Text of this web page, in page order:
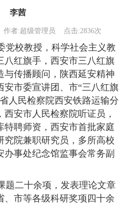
李茜
者:超级管理员 点击:2836次
校教授，科学社会主义教
八红旗手，西安市三八红旗
与传播顾问，陕西延安精神
安市委宣讲团、市“三八红旗
人民检察院西安铁路运输分
安市人民检察院听证员，
特聘师资，西安市首批家庭
究院兼职研究员，多所高校
事处纪念馆监事会常务副
二十余项，发表理论文章
、市等各级科研奖项四十余